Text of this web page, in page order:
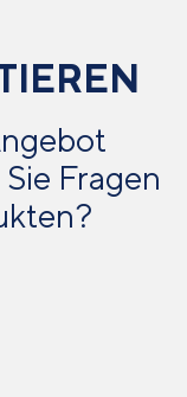
Fragen